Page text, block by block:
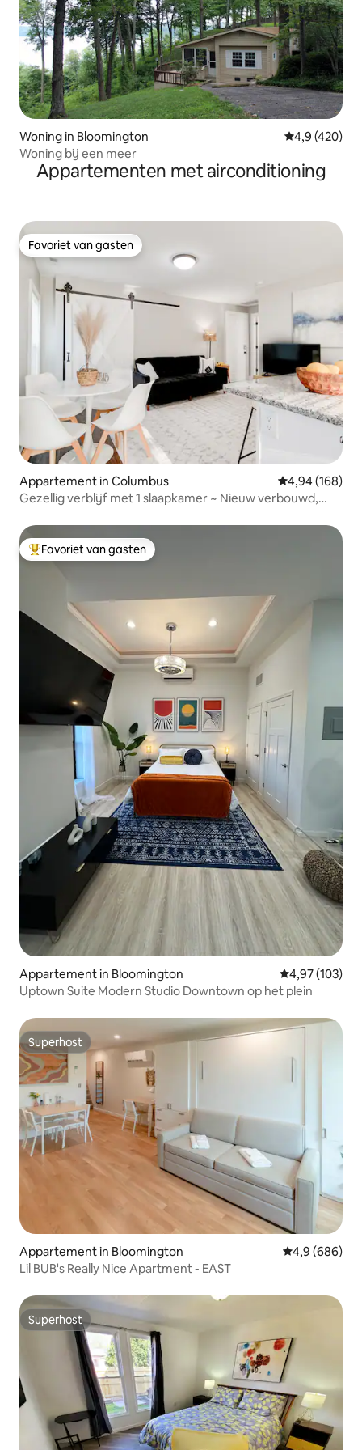
Woning in Bloomington Gemiddelde
4,9 (420)
Woning bij een meer
Appartementen met airconditioning
Favoriet van gasten
Favoriet van gasten
Appartement in Columbus Gemiddelde
4,94 (168)
Gezellig verblijf met 1 slaapkamer ~ Nieuw verbouwd,
Topfavoriet van gasten
Favoriet van gasten
Appartement in Bloomington Gemiddelde
4,97 (103)
Uptown Suite Modern Studio Downtown op het plein
Superhost
Superhost
Appartement in Bloomington Gemiddelde
4,9 (686)
Lil BUB's Really Nice Apartment - EAST
Superhost
Superhost